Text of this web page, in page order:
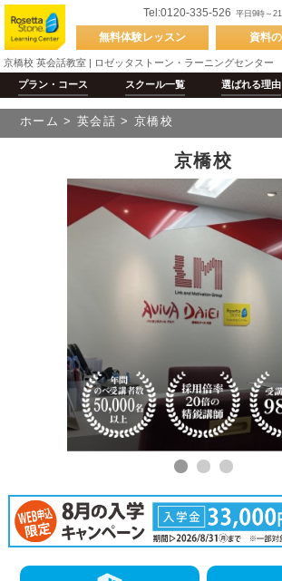
京橋校 英会話教室 | ロゼッタストーン・ラーニングセンター
Tel:0120-335-526 平日9時～
無料体験レッスン 資料の
プラン・コース スクール一覧 選ばれる理由
ホーム > 英会話 > 京橋校
京橋校